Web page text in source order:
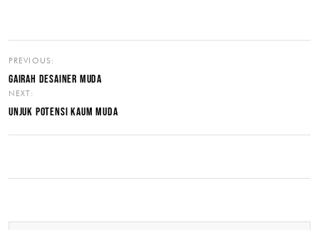
PREVIOUS:
GAIRAH DESAINER MUDA
NEXT:
UNJUK POTENSI KAUM MUDA